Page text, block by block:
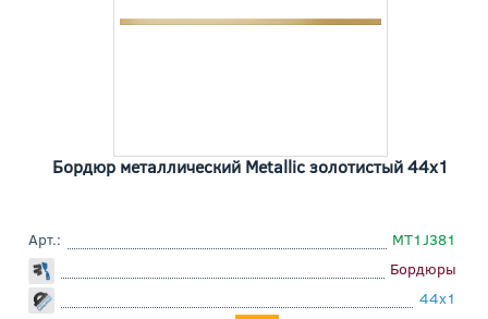
Бордюр металлический Metallic золотистый 44x1
Арт.:
MT1J381
Бордюры
44x1